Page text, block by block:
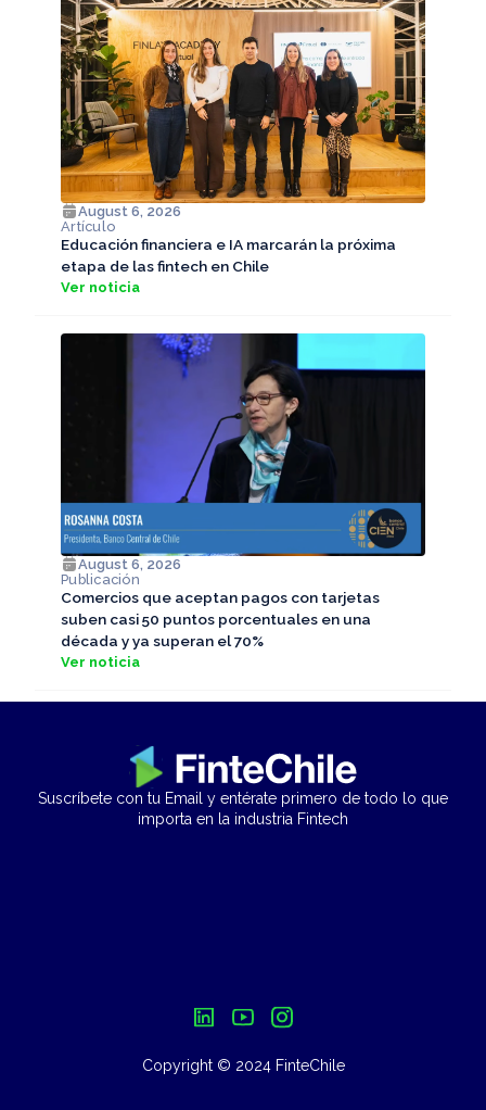
August 6, 2026
Artículo
Educación financiera e IA marcarán la próxima
etapa de las fintech en Chile
Ver noticia
August 6, 2026
Publicación
Comercios que aceptan pagos con tarjetas
suben casi 50 puntos porcentuales en una
década y ya superan el 70%
Ver noticia
Suscríbete con tu Email y entérate primero de todo lo que
importa en la industria Fintech
Copyright © 2024 FinteChile